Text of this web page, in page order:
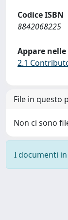
Codice ISBN
8842068225
Appare
2.1
File in questo
Non ci sono
I documenti